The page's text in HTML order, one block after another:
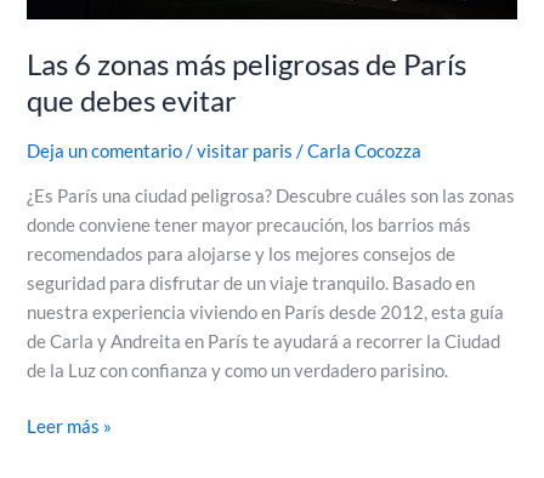
Las 6 zonas más peligrosas de París
que debes evitar
Deja un comentario /visitar paris /Carla Cocozza
¿Es París una ciudad peligrosa? Descubre cuáles son las zonas
donde conviene tener mayor precaución, los barrios más
recomendados para alojarse y los mejores consejos de
seguridad para disfrutar de un viaje tranquilo. Basado en
nuestra experiencia viviendo en París desde 2012, esta guía
de Carla y Andreita en París te ayudará a recorrer la Ciudad
de la Luz con confianza y como un verdadero parisino.
Leer más »